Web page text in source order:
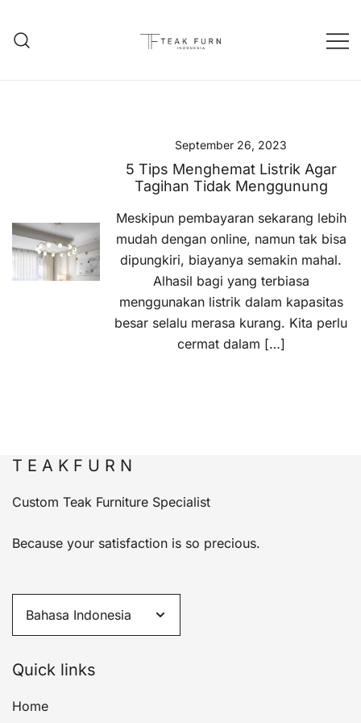
September 26, 2023
5 Tips Menghemat Listrik Agar
Tagihan Tidak Menggunung
Meskipun pembayaran sekarang lebih
mudah dengan online, namun tak bisa
dipungkiri, biayanya semakin mahal.
Alhasil bagi yang terbiasa
menggunakan listrik dalam kapasitas
besar selalu merasa kurang. Kita perlu
cermat dalam […]
T E A K F U R N
Custom Teak Furniture Specialist
Because your satisfaction is so precious.
Quick links
Home